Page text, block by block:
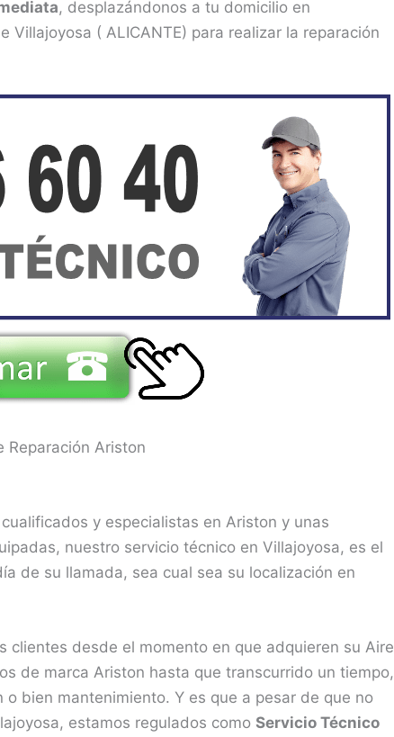
, desplazándonos a tu domicilio en
( ALICANTE) para realizar la reparación
Reparación Ariston
y especialistas en Ariston y unas
nuestro servicio técnico en Villajoyosa, es el
de su llamada, sea cual sea su localización en
clientes desde el momento en que adquieren su Aire
de marca Ariston hasta que transcurrido un tiempo,
bien mantenimiento. Y es que a pesar de que no
estamos regulados como Servicio Técnico